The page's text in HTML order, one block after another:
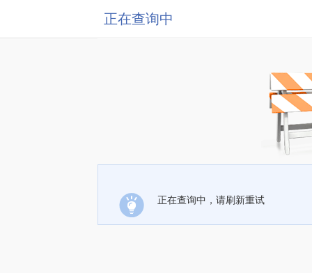
正在查询中
正在查询中，请刷新重试